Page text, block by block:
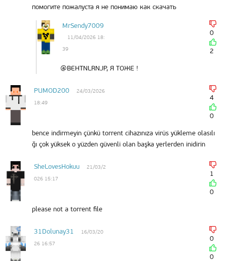
помогите пожалуста я не понимаю как скачать
MrSendy7009
11/04/2026 18:
39
0
2
@BEHTNLRNJP, Я ТОЖЕ !
PUMOD200
24/03/2026
18:49
4
0
bence indirmeyin çünkü torrent cihazınıza virüs yükleme olasılı
ğı çok yüksek o yüzden güvenli olan başka yerlerden inidirin
SheLovesHokuu
21/03/2
026 15:17
1
0
please not a torrent file
31Dolunay31
16/03/20
26 16:57
0
0